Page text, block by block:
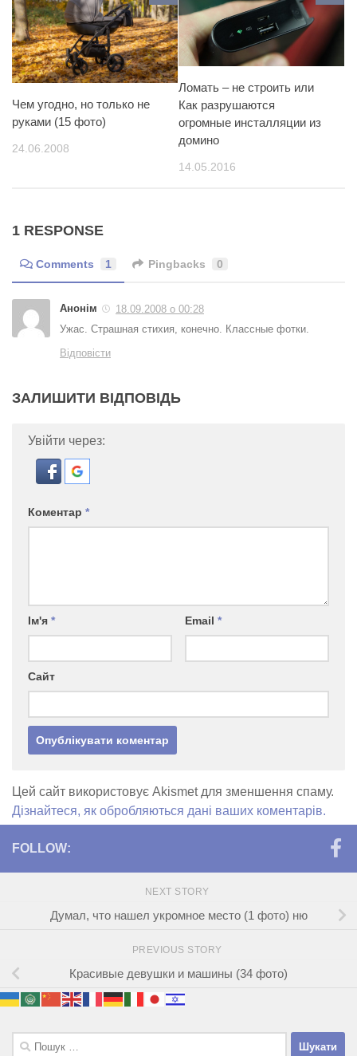
Чем угодно, но только не
руками (15 фото)
24.06.2008
Ломать – не строить или
Как разрушаются
огромные инсталляции из
домино
14.05.2016
1 RESPONSE
Comments 1 Pingbacks 0
Анонім
18.09.2008 о 00:28
Ужас. Страшная стихия, конечно. Классные фотки.
Відповісти
ЗАЛИШИТИ ВІДПОВІДЬ
Увійти через:
Коментар *
Ім'я * Email *
Сайт
Цей сайт використовує Akismet для зменшення спаму.
Дізнайтеся, як обробляються дані ваших коментарів.
FOLLOW:
NEXT STORY
Думал, что нашел укромное место (1 фото) ню
PREVIOUS STORY
Красивые девушки и машины (34 фото)
Пошук: